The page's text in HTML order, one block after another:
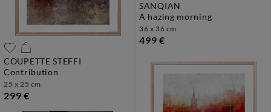
COUPETTE STEFFI
contribution
25 x 25 cm
299 €
SANQIAN
a hazing morning
36 x 36 cm
499 €